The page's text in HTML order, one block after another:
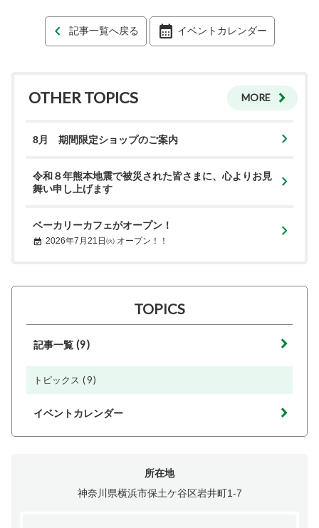
記事一覧へ戻る イベントカレンダー
OTHER TOPICS MORE
8月 期間限定ショップのご案内
令和８年熊本地震で被災された皆さまに、心よりお見
舞い申し上げます
ベーカリーカフェがオープン！
2026年7月21日㈫ オープン！！
TOPICS
記事一覧 (9)
トピックス (9)
イベントカレンダー
所在地
神奈川県横浜市保土ケ谷区岩井町1-7